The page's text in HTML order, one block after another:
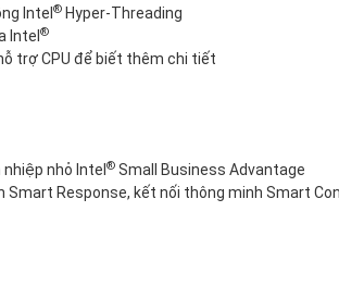
Intel ® Hyper-Threading
Intel ®
trợ CPU để biết thêm chi tiết
nhỏ Intel ® Small Business Advantage
Smart Response, kết nối thông minh Smart